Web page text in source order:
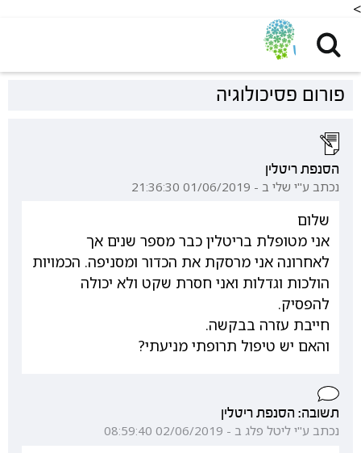
<
פורום פסיכולוגיה
הסנפת ריטלין
נכתב ע"י שלי ב - 01/06/2019 21:36:30
שלום
אני מטופלת בריטלין כבר מספר שנים אך
לאחרונה אני מרסקת את הכדור ומסניפה. הכמויות
הולכות וגדלות ואני חסרת שקט ולא יכולה
להפסיק.
חייבת עזרה בבקשה.
והאם יש טיפול תרופתי מניעתי?
תשובה: הסנפת ריטלין
נכתב ע"י ליטל פלג ב - 02/06/2019 08:59:40